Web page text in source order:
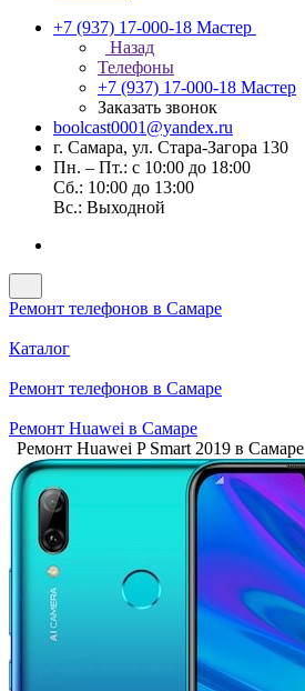
+7 (937) 17-000-18 Мастер
Назад
Телефоны
+7 (937) 17-000-18 Мастер
Заказать звонок
boolcast0001@yandex.ru
г. Самара, ул. Стара-Загора 130
Пн. – Пт.: с 10:00 до 18:00
Сб.: 10:00 до 13:00
Вс.: Выходной
Ремонт телефонов в Самаре
Каталог
Ремонт телефонов в Самаре
Ремонт Huawei в Самаре
Ремонт Huawei P Smart 2019 в Самаре